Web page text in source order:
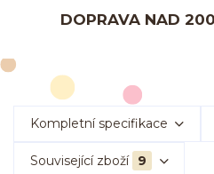
DOPRAVA NAD
Kompletní specifikace
Související zboží 9